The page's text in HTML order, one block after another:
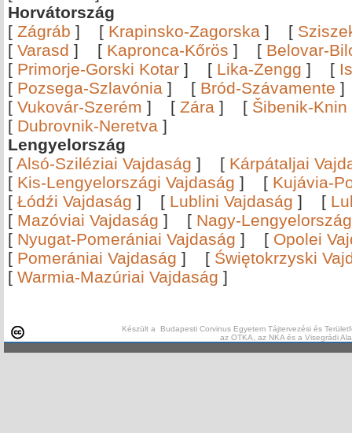
Horvátország
[ Zágráb ] [ Krapinsko-Zagorska ] [
[ Varasd ] [ Kapronca-Kőrös ] [ Belovar-
[ Primorje-Gorski Kotar ] [ Lika-Zengg ] [
[ Pozsega-Szlavónia ] [ Bród-Szávamente
[ Vukovár-Szerém ] [ Zára ] [ Šibenik-Knin
[ Dubrovnik-Neretva ]
Lengyelország
[ Alsó-Sziléziai Vajdaság ] [ Kárpátaljai
[ Kis-Lengyelországi Vajdaság ] [ Kujávia-
[ Łódźi Vajdaság ] [ Lublini Vajdaság ] [
[ Mazóviai Vajdaság ] [ Nagy-
[ Nyugat-Pomerániai Vajdaság ] [ Opolei
[ Pomerániai Vajdaság ] [ Świętokrzyski
[ Warmia-Mazúriai Vajdaság ]
Készült a Budapesti Corvinus Egyetem Tájtervezési és
az OTKA, az NKA és a Visegrádi